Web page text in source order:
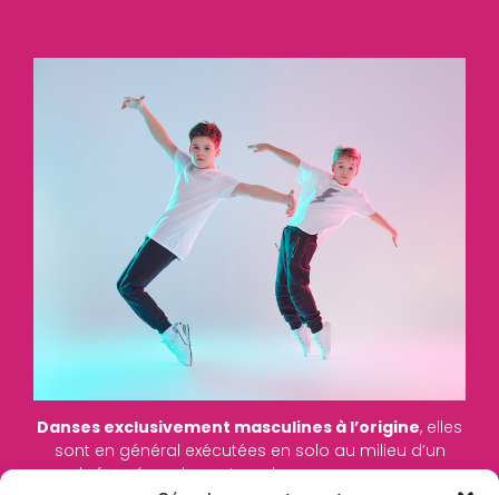
Danses exclusivement masculines à l’origine, elles
sont en général exécutées en solo au milieu d’un
cercle formé par les autres danseurs, ou en groupe